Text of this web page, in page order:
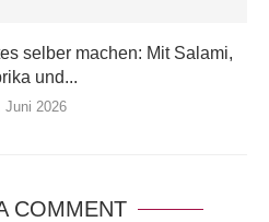
selber machen: Mit Salami,
und...
Juni 2026
COMMENT